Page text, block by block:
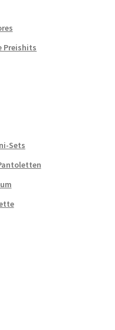
Preishits
Sets